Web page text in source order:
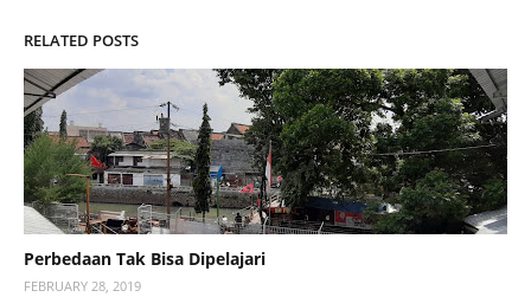
RELATED POSTS
Perbedaan Tak Bisa Dipelajari
FEBRUARY 28, 2019